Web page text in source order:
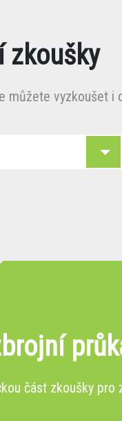
zkoušky
můžete vyzkoušet i
část zkoušky pro